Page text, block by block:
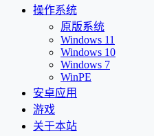
操作系统
原版系统
Windows 11
Windows 10
Windows 7
WinPE
安卓应用
游戏
关于本站